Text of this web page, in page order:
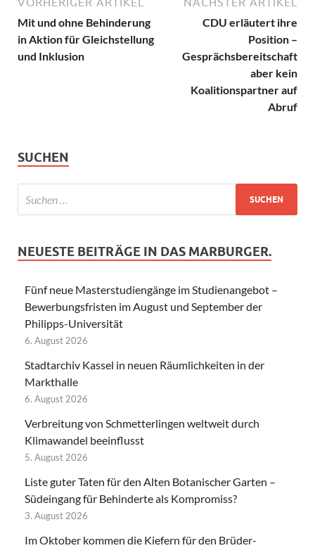
Mit und ohne Behinderung
in Aktion für Gleichstellung
und Inklusion
CDU erläutert ihre
Position –
Gesprächsbereitschaft
aber kein
Koalitionspartner auf
Abruf
SUCHEN
NEUESTE BEITRÄGE IN DAS MARBURGER.
Fünf neue Masterstudiengänge im Studienangebot –
Bewerbungsfristen im August und September der
Philipps-Universität
6. August 2026
Stadtarchiv Kassel in neuen Räumlichkeiten in der
Markthalle
6. August 2026
Verbreitung von Schmetterlingen weltweit durch
Klimawandel beeinflusst
5. August 2026
Liste guter Taten für den Alten Botanischer Garten –
Südeingang für Behinderte als Kompromiss?
3. August 2026
Im Oktober kommen die Kiefern für den Brüder-